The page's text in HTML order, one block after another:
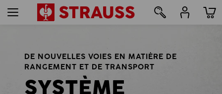
DE NOUVELLES VOIES EN MATIÈRE DE
RANGEMENT ET DE TRANSPORT
SYSTÈME